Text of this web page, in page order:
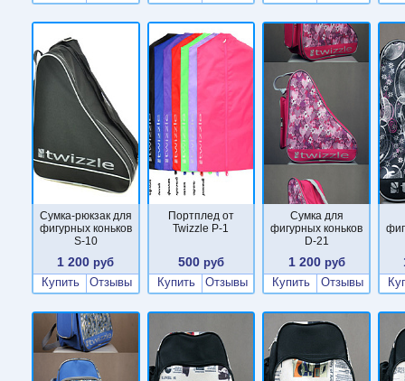
Сумка-рюкзак для
фигурных коньков
S-10
1 200 руб
Купить
Отзывы
Портплед от
Twizzle P-1
500 руб
Купить
Отзывы
Сумка для
фигурных коньков
D-21
1 200руб
Купить
Отзывы